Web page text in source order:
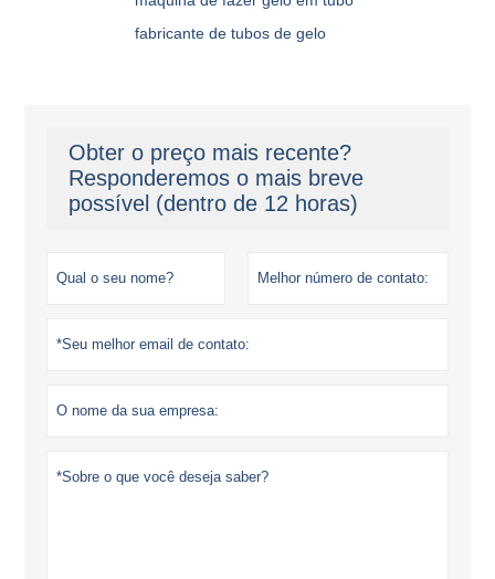
fabricante de tubos de gelo
Obter o preço mais recente?
Responderemos o mais breve
possível (dentro de 12 horas)